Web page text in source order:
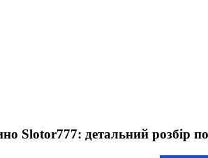
Slotor777: детальний розбір